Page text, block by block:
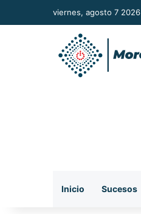
viernes, agosto 7 2026
Inicio Sucesos